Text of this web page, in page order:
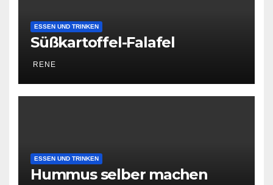
ESSEN UND TRINKEN
Süßkartoffel-Falafel
RENE
ESSEN UND TRINKEN
Hummus selber machen